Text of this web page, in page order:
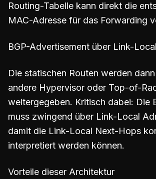
Routing-Tabelle kann direkt die
MAC-Adresse für das Forwarding
BGP-Advertisement über Link-
Die statischen Routen werden
andere Hypervisor oder Top-of-
weitergegeben. Kritisch dabei: Die
muss zwingend über Link-Local
damit die Link-Local Next-Hops
interpretiert werden können.
Vorteile dieser Architektur